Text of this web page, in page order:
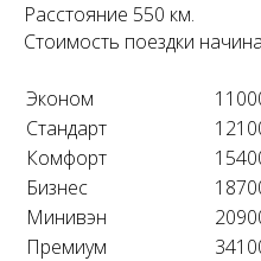
Расстояние 550 км.
Стоимость поездки
Эконом
Стандарт
Комфорт
Бизнес
Минивэн
Премиум